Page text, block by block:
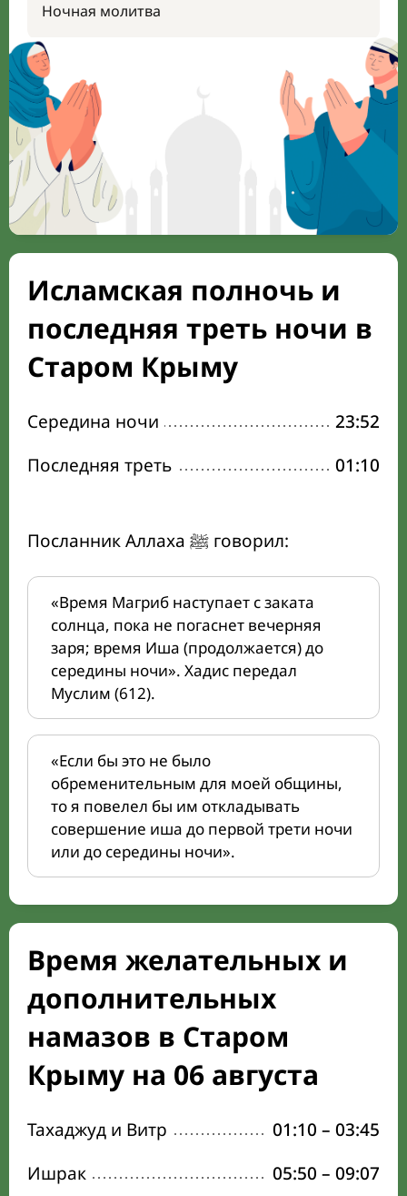
Ночная молитва
Исламская полночь и
последняя треть ночи в
Старом Крыму
Середина ночи
23:52
Последняя треть
01:10
Посланник Аллаха ﷺ говорил:
«Время Магриб наступает с заката
солнца, пока не погаснет вечерняя
заря; время Иша (продолжается) до
середины ночи». Хадис передал
Муслим (612).
«Если бы это не было
обременительным для моей общины,
то я повелел бы им откладывать
совершение иша до первой трети ночи
или до середины ночи».
Время желательных и
дополнительных
намазов в Старом
Крыму на 06 августа
Тахаджуд и Витр 01:10 – 03:45
Ишрак
05:50 – 09:07